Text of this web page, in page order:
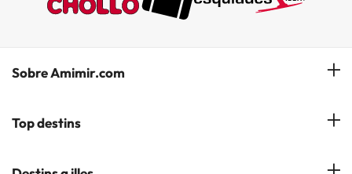
Sobre Amimir.com
¿Qui som?
Top destins
Hotels a Salou